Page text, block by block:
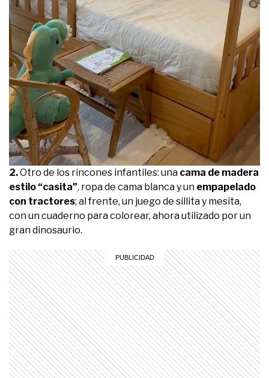
2.Otro de los rincones infantiles: una cama de madera
estilo “casita”, ropa de cama blanca y un empapelado
con tractores; al frente, un juego de sillita y mesita,
con un cuaderno para colorear, ahora utilizado por un
gran dinosaurio.